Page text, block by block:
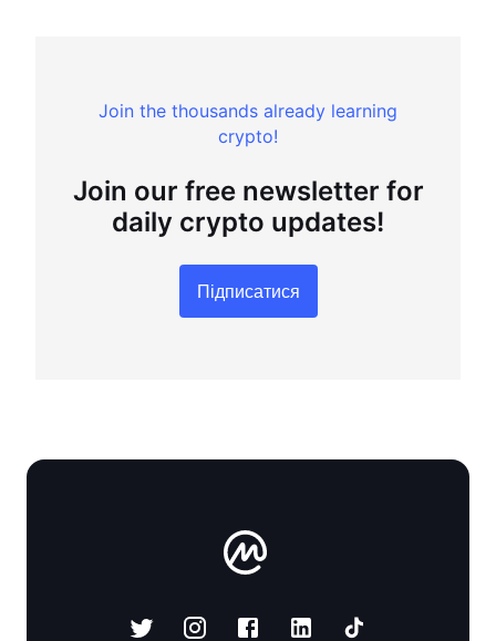
Join the thousands already learning
crypto!
Join our free newsletter for
daily crypto updates!
Підписатися